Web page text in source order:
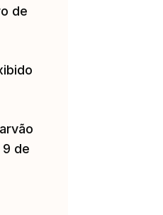
de
de